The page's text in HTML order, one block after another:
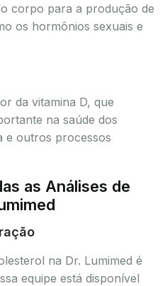
corpo para a produção de
os hormônios sexuais e
da vitamina D, que
na saúde dos
e outros processos
as Análises de
na Dr. Lumimed é
equipe está disponível